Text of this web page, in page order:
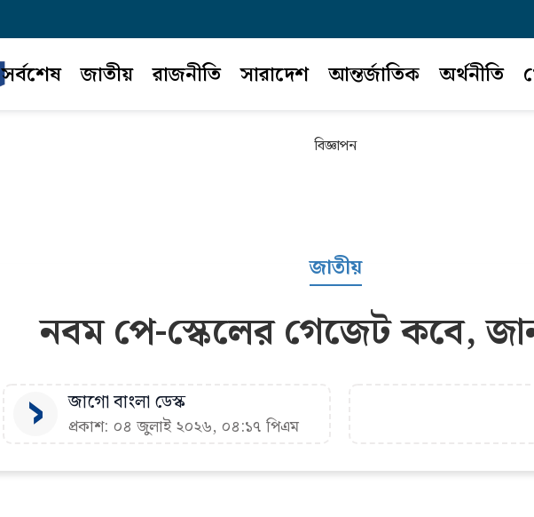
সর্বশেষ জাতীয় রাজনীতি সারাদেশ আন্তর্জাতিক অর্থনীতি
বিজ্ঞাপন
জাতীয়
নবম পে-স্কেলের গেজেট কবে,
জাগো বাংলা ডেস্ক
প্রকাশ: ০৪ জুলাই ২০২৬, ০৪:১৭ পিএম